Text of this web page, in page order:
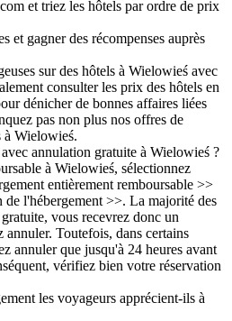
et triez les hôtels par ordre de prix
et gagner des récompenses auprès
sur des hôtels à Wielowieś avec
consulter les prix des hôtels en
dénicher de bonnes affaires liées
pas non plus nos offres de
à Wielowieś.
annulation gratuite à Wielowieś ?
à Wielowieś, sélectionnez
entièrement remboursable >>
l'hébergement >>. La majorité des
vous recevrez donc un
annuler. Toutefois, dans certains
annuler que jusqu'à 24 heures avant
vérifiez bien votre réservation
les voyageurs apprécient-ils à